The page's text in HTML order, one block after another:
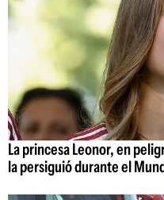
La princesa Leonor, en
la persiguió durante el